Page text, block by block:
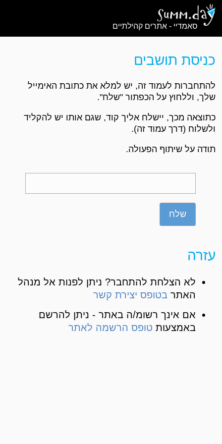
סאמדיי - אתרים קהילתיים
כניסת תושבים
להתחברות לעמוד זה, יש למלא את כתובת האימייל
שלך, וללחוץ על הכפתור "שלח".
כתוצאה מכך, יישלח אליך קוד, שגם אותו יש להקליד
ולשלוח (דרך עמוד זה).
תודה על שיתוף הפעולה.
שלח
עזרה
לא הצלחת להתחבר? ניתן לפנות אל מנהל
האתרבטופס יצירת קשר
אם אינך רשומ/ה באתר - ניתן להרשם
באמצעות טופס הרשמה לאתר